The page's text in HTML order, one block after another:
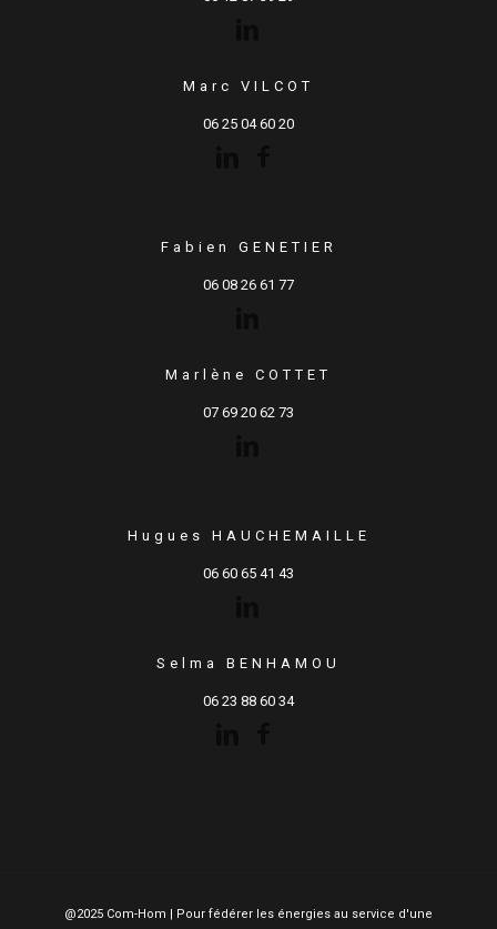
Marc VILCOT
06 25 04 60 20
Fabien GENETIER
06 08 26 61 77
Marlène COTTET
07 69 20 62 73
Hugues HAUCHEMAILLE
06 60 65 41 43
Selma BENHAMOU
06 23 88 60 34
@2025 Com-Hom | Pour fédérer les énergies au service d'une